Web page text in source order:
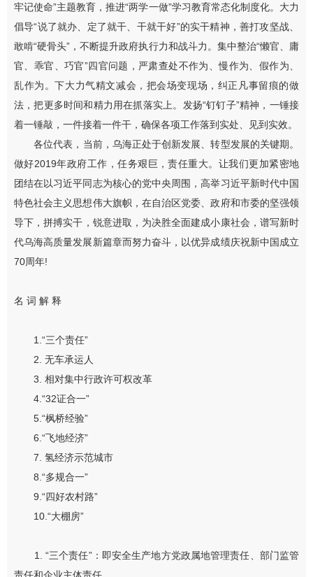
牢记使命”主题教育，推进“两学一做”学习教育常态化制度化。大力
倡导“说了就办、定了就干、干就干好”的实干精神，善打攻坚战、
敢啃“硬骨头” ，不断提升政府执行力和战斗力。 集中整治“懒官、庸
官、乖官、巧官”四官问题，严肃查处不作为、慢作为、假作为、
乱作为。下大力气精文减会，把会场变现场， 纠正凡事留痕的做
法，把更多时间和精力用在抓落实上。发扬“钉钉子”精神，一锤接
着一锤敲，一件接着一件干，确保各项工作落到实处、见到实效。
各位代表，当前，乌海正处于创新发展、转型发展的关键期。
做好2019年政府工作，任务艰巨，责任重大。让我们更加紧密地
团结在以习近平同志为核心的党中央周围，高举习近平新时代中国
特色社会主义思想伟大旗帜，在自治区党委、政府和市委的坚强领
导下，拼搏实干 ，锐意进取，为决胜全面建成小康社会，谱写新时
代乌海高质量发展新篇章而努力奋斗 ，以优异成绩庆祝新中国成立
70周年!
名 词 解 释
1. “三个责任”
2 无车承运人
3 相对集中行政许可权改革
4 “32证合一”
5 “枫桥经验”
6 “飞地经济”
7 氢经济示范城市
8 “多规合一”
9 “四好农村路”
10 “大棚房”
1. “三个责任”： 即安全生产地方党政属地管理责任、部门监管
责任和企业主体责任。